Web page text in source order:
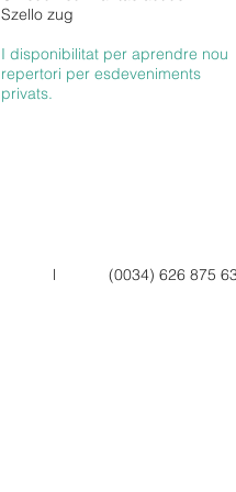
Szello zug
I disponibilitat per aprendre nou
repertori per esdeveniments
privats.
l (0034) 626 875